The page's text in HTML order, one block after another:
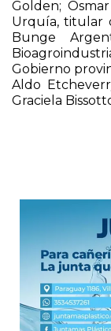
Estuvieron
Golden;
Urquía, titular
Bunge
Gobierno
Aldo